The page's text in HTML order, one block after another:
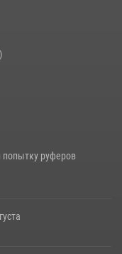
встречу с
попытку руферов